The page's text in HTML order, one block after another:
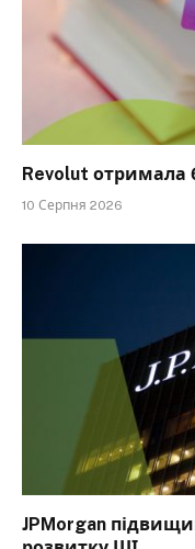
Revolut отримала
10 Серпня 2026
JPMorgan